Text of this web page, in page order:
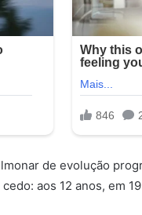
de evolução
aos 12 anos, em